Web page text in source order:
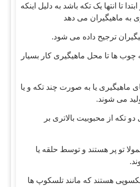
تا انتها یک تکه باشد به دلیل اینکه
به ماهیگیران می دهد
ترجیح داده می شود.
چوب ها تا محل ماهیگیری کار بسیار
ماهیگیری یا به صورت چند تکه و یا
می شوند.
تکه از محبوبیت بالاتری بر
تو پر هستند و توسط حلقه یا
هستند که مانند تلسکوپ ها